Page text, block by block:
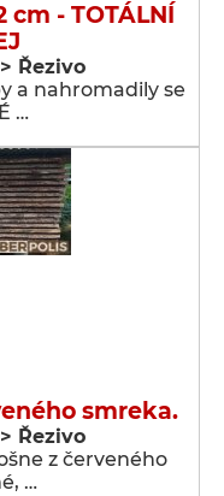
cm - TOTÁLNÍ
Řezivo
a nahromadily se
…
smreka.
Řezivo
z červeného
…